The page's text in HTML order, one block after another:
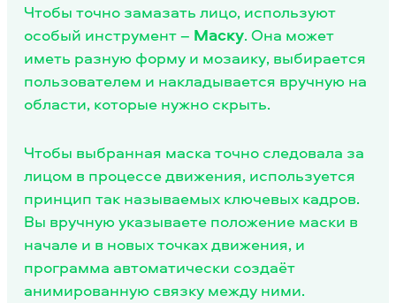
Чтобы точно замазать лицо, используют
особый инструмент – Маску. Она может
иметь разную форму и мозаику, выбирается
пользователем и накладывается вручную на
области, которые нужно скрыть.
Чтобы выбранная маска точно следовала за
лицом в процессе движения, используется
принцип так называемых ключевых кадров.
Вы вручную указываете положение маски в
начале и в новых точках движения, и
программа автоматически создаёт
анимированную связку между ними.